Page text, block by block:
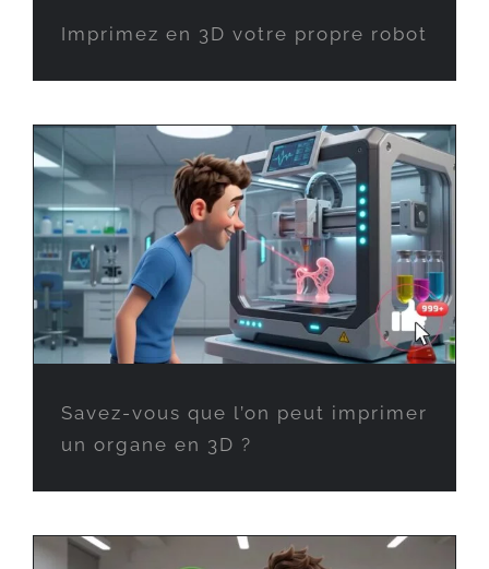
Imprimez en 3D votre propre robot
Savez-vous que l’on peut imprimer
un organe en 3D ?